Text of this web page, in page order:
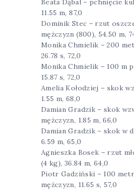
11.55 m, 87,0
Dominik Stec – rzut
mężczyzn (800), 54.50 m,
Monika Chmielik – 200
26.78 s, 72,0
Monika Chmielik – 100 m
15.87 s, 72,0
Amelia Kołodziej – skok
1.55 m, 68,0
Damian Gradzik – skok
mężczyzn, 1.85 m, 66,0
Damian Gradzik – skok w
6.59 m, 65,0
Agnieszka Bosek – rzut
(4 kg), 36.84 m, 64,0
Piotr Gadziński – 100
mężczyzn, 11.65 s, 57,0